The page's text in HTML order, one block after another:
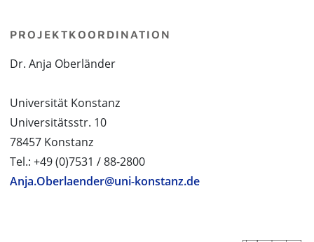
PROJEKTKOORDINATION
Dr. Anja Oberländer
Universität Konstanz
Universitätsstr. 10
78457 Konstanz
Tel.: +49 (0)7531 / 88-2800
Anja.Oberlaender@uni-konstanz.de